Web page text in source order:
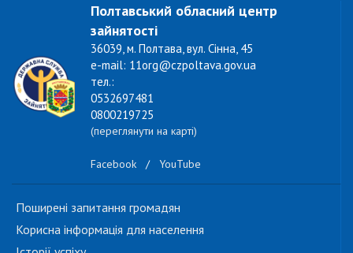
Полтавський обласний центр
зайнятості
36039, м. Полтава, вул. Сінна, 45
e-mail: 11org@czpoltava.gov.ua
тел.:
0532697481
0800219725
(переглянути на карті)
Facebook / YouTube
Поширені запитання громадян
Корисна інформація для населення